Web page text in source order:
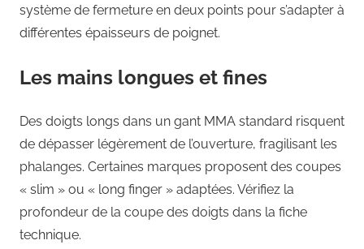
système de fermeture en deux points pour s’adapter à
différentes épaisseurs de poignet.
Les mains longues et fines
Des doigts longs dans un gant MMA standard risquent
de dépasser légèrement de l’ouverture, fragilisant les
phalanges. Certaines marques proposent des coupes
« slim » ou « long finger » adaptées. Vérifiez la
profondeur de la coupe des doigts dans la fiche
technique.